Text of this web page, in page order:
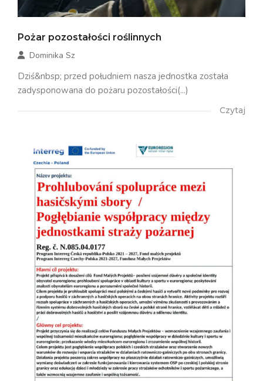
Pożar pozostałości roślinnych
Dominika Sz
Dziś&nbsp; przed południem nasza jednostka została
zadysponowana do pożaru pozostałości(...)
Czytaj